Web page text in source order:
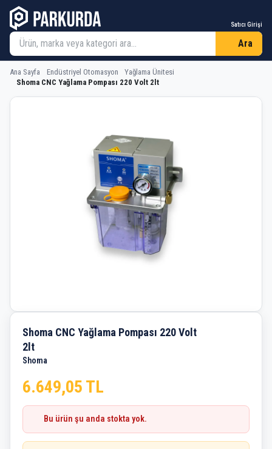
Satıcı Girişi
Ara
Ana Sayfa Endüstriyel Otomasyon
Yağlama Ünitesi
Shoma CNC Yağlama Pompası 220 Volt 2lt
Shoma CNC Yağlama Pompası 220
Shoma CNC Yağlama Pompası 220 Volt
2lt
Shoma
6.649,05 TL
Bu ürün şu anda stokta yok.